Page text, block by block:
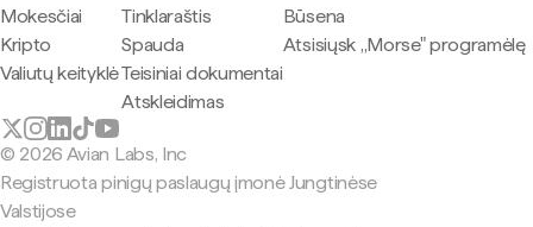
Mokesčiai
Kripto
Valiutų keityklė
Tinklaraštis
Spauda
Teisiniai dokumentai
Atskleidimas
Būsena
Atsisiųsk „Morse" programėlę
© 2026 Avian Labs, Inc
Registruota pinigų paslaugų įmonė Jungtinėse
Valstijose